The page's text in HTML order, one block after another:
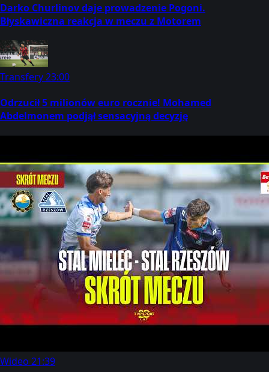
Darko Churlinov daje prowadzenie Pogoni.
Błyskawiczna reakcja w meczu z Motorem
Transfery23:00
Odrzucił 5 milionów euro rocznie! Mohamed
Abdelmonem podjął sensacyjną decyzję
Wideo 21:39